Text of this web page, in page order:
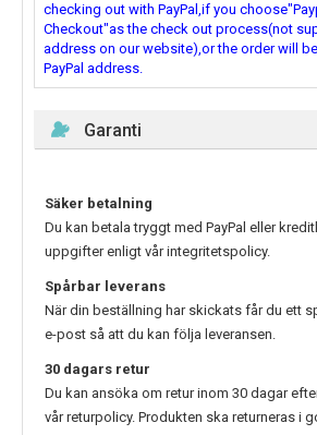
checking out with PayPal,if you
Checkout"as the check out process(not
address on our website),or the order will
PayPal address.
Garanti
Säker betalning
Du kan betala tryggt med PayPal eller
uppgifter enligt vår integritetspolicy.
Spårbar leverans
När din beställning har skickats får du ett
e-post så att du kan följa leveransen.
30 dagars retur
Du kan ansöka om retur inom 30 dagar
vår returpolicy. Produkten ska returneras i